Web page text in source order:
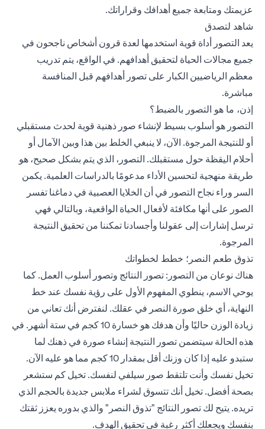
عزيمتك ومتابعة جميع أهدافك وقراراتك.
شاهد لتصدق
يعد التصور أداة قوية استخدمها لعدة قرون أشخاص ناجحون في
جميع مجالات الحياة لتحقيق أهدافهم. في الواقع، يتم تدريب
معظم الرياضيين الكبار على تصور أهدافهم قبل المنافسة
مباشرة.
إذن، ما هو التصور بالضبط؟
التصور هو أسلوب بسيط لإنشاء صور ذهنية قوية لحدث مستقبلي
أو للنتيجة المرجوة. الآن، لا ينبغي الخلط بين هذا وبين الآمال أو
أحلام اليقظة حول مستقبلك. التصور، الذي يتم بشكل صحيح، هو
طريقة منهجية لتحسين الأداء مدعومًا بالدراسات العلمية. يكمن
السر وراء نجاح التصور في أن الخلايا العصبية في دماغنا تفسر
الصور على أنها مكافئة لأفعال الحياة الواقعية، وبالتالي فهي
ترسل إشارات إلى عقولنا وأجسادنا تمكننا من تحقيق النتيجة
المرجوة.
تذوق طعم النصر؛ خطط لخطواتك
هناك نوعان من التصور: تصور النتائج وتصور أسلوب العمل. كما
يوحي الاسم، ينطوي المفهوم الأول على رؤية نفسك عند خط
النهاية، أي خلق صورة النصر في عقلك. لنفترض أنك تعاني من
زيادة الوزن حاليًا وأن هدفك هو خسارة 10 كجم في ستة أشهر. في
هذه الحالة سيتضمن تصور النتيجة إنشاء صورة في ذهنك لما
ستبدو عليه إذا كان وزنك أقل بمقدار 10 كجم مما هو عليه الآن.
تخيل نفسك وأنت تلتقط صور سيلفي لنفسك. تخيل كم ستشعر
بصحة أفضل. تخيل أنك تتسوق لشراء ملابس جديدة بالحجم الذي
تريده. يتيح لك تصور النتائج "تذوق النصر" والذي بدوره يعزز ثقتك
بنفسك ويجعلك أكثر رغبة في تحقيق الهدف.